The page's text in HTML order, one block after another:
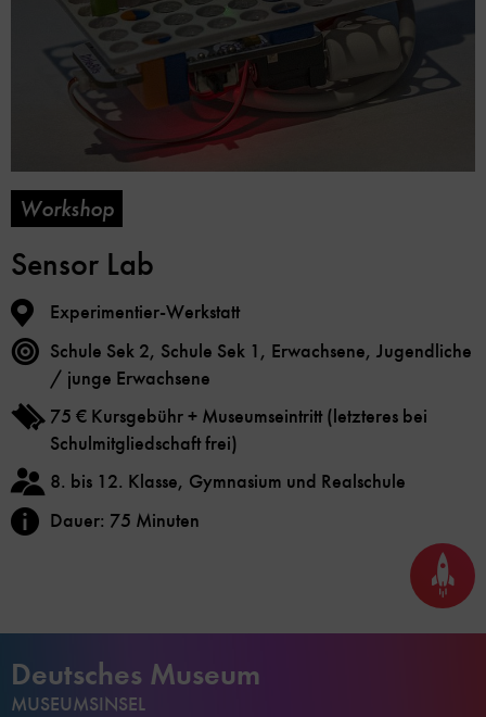
Workshop
Sensor Lab
Experimentier-Werkstatt
Schule Sek 2, Schule Sek 1, Erwachsene, Jugendliche
/ junge Erwachsene
75 € Kursgebühr + Museumseintritt (letzteres bei
Schulmitgliedschaft frei)
8. bis 12. Klasse, Gymnasium und Realschule
Dauer: 75 Minuten
Seite
nach
oben
Deutsches Museum
MUSEUMSINSEL